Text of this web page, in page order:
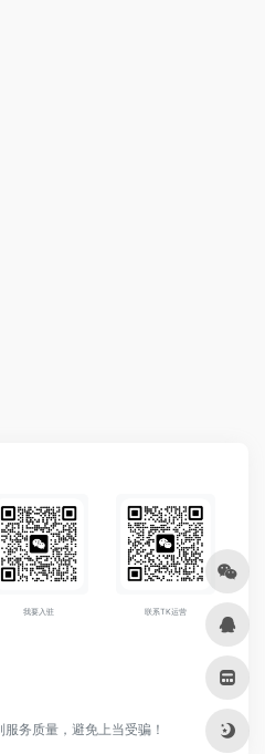
我要入驻 联系TK运营
务质量，避免上当受骗！